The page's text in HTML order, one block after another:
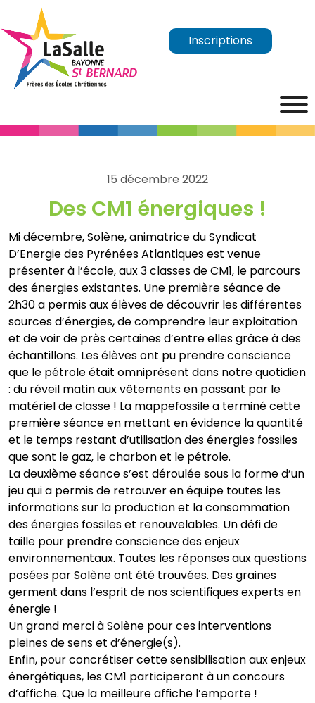
Inscriptions
15 décembre 2022
Des CM1 énergiques !
Mi décembre, Solène, animatrice du Syndicat
D’Energie des Pyrénées Atlantiques est venue
présenter à l’école, aux 3 classes de CM1, le parcours
des énergies existantes. Une première séance de
2h30 a permis aux élèves de découvrir les différentes
sources d’énergies, de comprendre leur exploitation
et de voir de près certaines d’entre elles grâce à des
échantillons. Les élèves ont pu prendre conscience
que le pétrole était omniprésent dans notre quotidien
: du réveil matin aux vêtements en passant par le
matériel de classe ! La mappefossile a terminé cette
première séance en mettant en évidence la quantité
et le temps restant d’utilisation des énergies fossiles
que sont le gaz, le charbon et le pétrole.
La deuxième séance s’est déroulée sous la forme d’un
jeu qui a permis de retrouver en équipe toutes les
informations sur la production et la consommation
des énergies fossiles et renouvelables. Un défi de
taille pour prendre conscience des enjeux
environnementaux. Toutes les réponses aux questions
posées par Solène ont été trouvées. Des graines
germent dans l’esprit de nos scientifiques experts en
énergie !
Un grand merci à Solène pour ces interventions
pleines de sens et d’énergie(s).
Enfin, pour concrétiser cette sensibilisation aux enjeux
énergétiques, les CM1 participeront à un concours
d’affiche. Que la meilleure affiche l’emporte !